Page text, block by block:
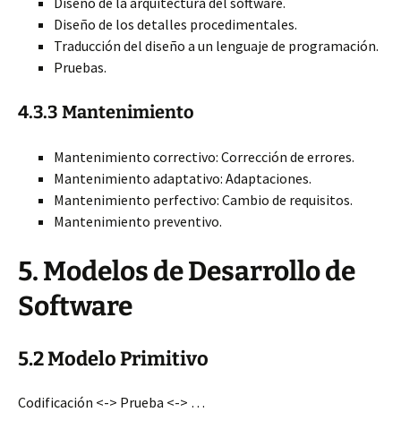
Diseño de los detalles procedimentales.
Traducción del diseño a un lenguaje de programación.
Pruebas.
4.3.3 Mantenimiento
Mantenimiento correctivo: Corrección de errores.
Mantenimiento adaptativo: Adaptaciones.
Mantenimiento perfectivo: Cambio de requisitos.
Mantenimiento preventivo.
5.Modelos de Desarrollo de
Software
5.2 Modelo Primitivo
Codificación <-> Prueba <-> …